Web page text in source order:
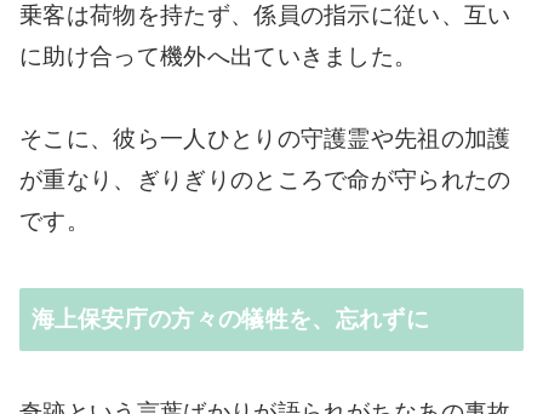
乗客は荷物を持たず、係員の指示に従い、互い
に助け合って機外へ出ていきました。
そこに、彼ら一人ひとりの守護霊や先祖の加護
が重なり、ぎりぎりのところで命が守られたの
です。
海上保安庁の方々の犠牲を、忘れずに